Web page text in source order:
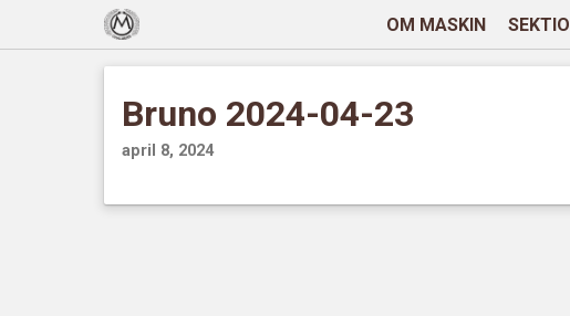
OM MASKIN
Bruno 2024-04-23
april 8, 2024